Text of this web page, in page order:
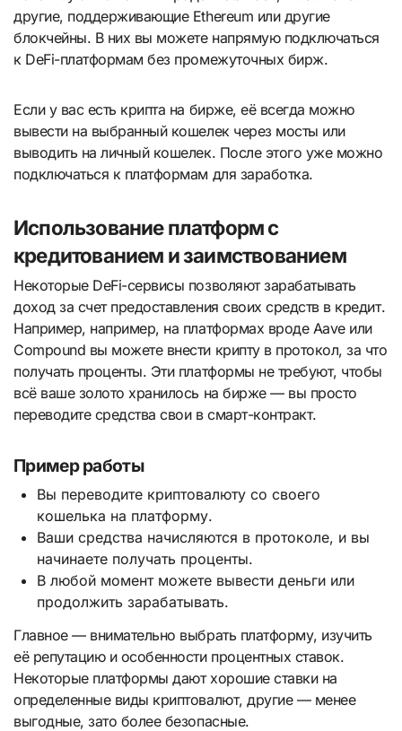
другие, поддерживающие Ethereum или другие
блокчейны. В них вы можете напрямую подключаться
к DeFi-платформам без промежуточных бирж.
Если у вас есть крипта на бирже, её всегда можно
вывести на выбранный кошелек через мосты или
выводить на личный кошелек. После этого уже можно
подключаться к платформам для заработка.
Использование платформ с
кредитованием и заимствованием
Некоторые DeFi-сервисы позволяют зарабатывать
доход за счет предоставления своих средств в кредит.
Например, например, на платформах вроде Aave или
Compound вы можете внести крипту в протокол, за что
получать проценты. Эти платформы не требуют, чтобы
всё ваше золото хранилось на бирже — вы просто
переводите средства свои в смарт-контракт.
Пример работы
Вы переводите криптовалюту со своего
кошелька на платформу.
Ваши средства начисляются в протоколе, и вы
начинаете получать проценты.
В любой момент можете вывести деньги или
продолжить зарабатывать.
Главное — внимательно выбрать платформу, изучить
её репутацию и особенности процентных ставок.
Некоторые платформы дают хорошие ставки на
определенные виды криптовалют, другие — менее
выгодные, зато более безопасные.